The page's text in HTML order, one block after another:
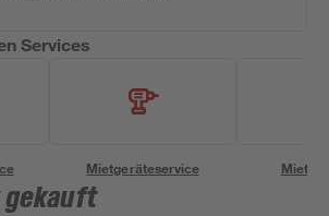
Services
Mietgeräteservice
gekauft